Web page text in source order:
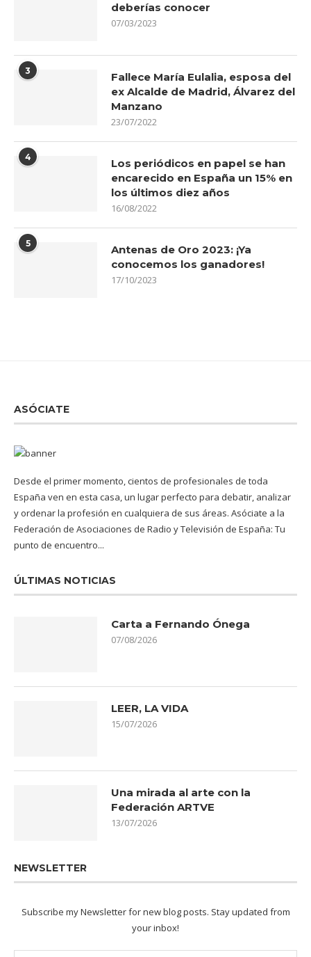
deberías conocer
07/03/2023
3
Fallece María Eulalia, esposa del
ex Alcalde de Madrid, Álvarez del
Manzano
23/07/2022
4
Los periódicos en papel se han
encarecido en España un 15% en
los últimos diez años
16/08/2022
5
Antenas de Oro 2023: ¡Ya
conocemos los ganadores!
17/10/2023
ASÓCIATE
Desde el primer momento, cientos de profesionales de toda
España ven en esta casa, un lugar perfecto para debatir, analizar
y ordenar la profesión en cualquiera de sus áreas. Asóciate a la
Federación de Asociaciones de Radio y Televisión de España: Tu
punto de encuentro...
ÚLTIMAS NOTICIAS
Carta a Fernando Ónega
07/08/2026
LEER, LA VIDA
15/07/2026
Una mirada al arte con la
Federación ARTVE
13/07/2026
NEWSLETTER
Subscribe my Newsletter for new blog posts. Stay updated from
your inbox!